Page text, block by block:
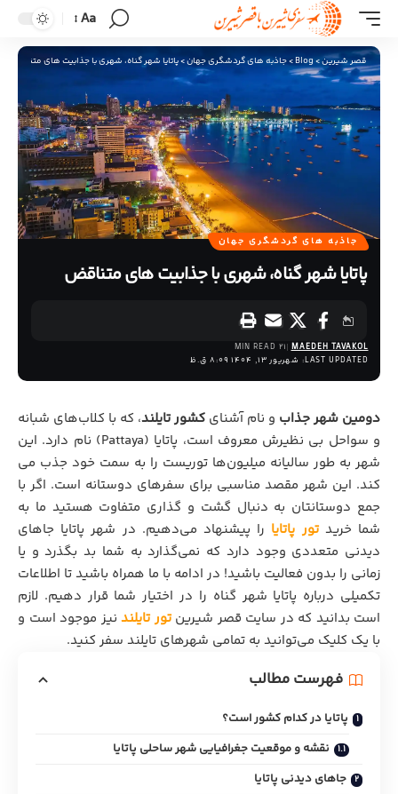
Aa
قصر شیرین>
Blog
>جاذبه های گردشگری جهان>پاتایا شهر گناه، شهری با جذابیت‌ های متناقض
جاذبه های گردشگری جهان
پاتایا شهر گناه، شهری با جذابیت‌ های متناقض
LAST UPDATED: شهریور 13, 1404 8:09 ق.ظ
MAEDEH TAVAKOL
21 MIN READ
دومین شهر جذاب و نام آشنای کشور تایلند، که با کلاب‌های شبانه
و سواحل بی نظیرش معروف است، پاتایا (Pattaya) نام دارد. این
شهر به طور سالیانه میلیون‌ها توریست را به سمت خود جذب می
کند. این شهر مقصد مناسبی برای سفرهای دوستانه است. اگر با
جمع دوستانتان به دنبال گشت و گذاری متفاوت هستید ما به
شما خرید تور پاتایا را پیشنهاد می‌دهیم. در شهر پاتایا جاهای
دیدنی متعددی وجود دارد که نمی‌گذارد به شما بد بگذرد و یا
زمانی را بدون فعالیت باشید! در ادامه با ما همراه باشید تا اطلاعات
تکمیلی درباره پاتایا شهر گناه را در اختیار شما قرار دهیم. لازم
است بدانید که در سایت قصر شیرینتور تایلند نیز موجود است و
با یک کلیک می‌توانید به تمامی شهرهای تایلند سفر کنید.
فهرست مطالب
پاتایا در کدام کشور است؟
نقشه و موقعیت جغرافیایی شهر ساحلی پاتایا
جاهای دیدنی پاتایا